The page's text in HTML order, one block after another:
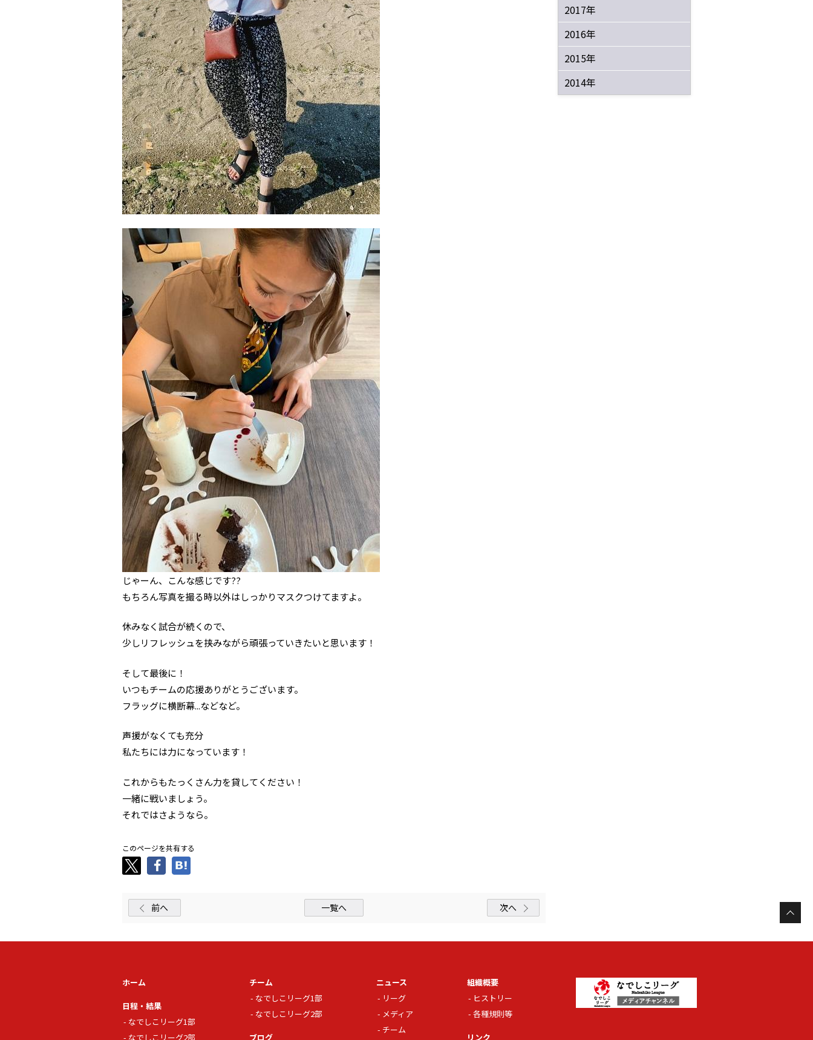
じゃーん、こんな感じです??
もちろん写真を撮る時以外はしっかりマスクつけてますよ。
休みなく試合が続くので、
少しリフレッシュを挟みながら頑張っていきたいと思います！
そして最後に！
いつもチームの応援ありがとうございます。
フラッグに横断幕...などなど。
声援がなくても充分
私たちには力になっています！
これからもたっくさん力を貸してください！
一緒に戦いましょう。
それではさようなら。
このページを共有する
前へ 一覧へ 次へ
2017年
2016年
2015年
2014年
ホーム
日程・結果
なでしこリーグ1部
なでしこリーグ2部
チーム
なでしこリーグ1部
なでしこリーグ2部
ブログ
ニュース
リーグ
メディア
チーム
組織概要
ヒストリー
各種規則等
リンク